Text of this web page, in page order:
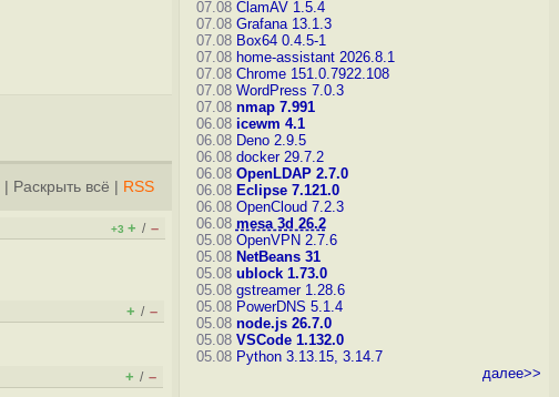
Раскрыть всё RSS
+3 + / –
+ / –
+ / –
07.08 ClamAV 1.5.4
07.08 Grafana 13.1.3
07.08 Box64 0.4.5-1
07.08 home-assistant 2026.8.1
07.08 Chrome 151.0.7922.108
07.08 WordPress 7.0.3
07.08 nmap 7.991
06.08 icewm 4.1
06.08 Deno 2.9.5
06.08 docker 29.7.2
06.08 OpenLDAP 2.7.0
06.08 Eclipse 7.121.0
06.08 OpenCloud 7.2.3
06.08 mesa 3d 26.2
05.08 OpenVPN 2.7.6
05.08 NetBeans 31
05.08 ublock 1.73.0
05.08 gstreamer 1.28.6
05.08 PowerDNS 5.1.4
05.08 node.js 26.7.0
05.08 VSCode 1.132.0
05.08 Python 3.13.15, 3.14.7
далее>>